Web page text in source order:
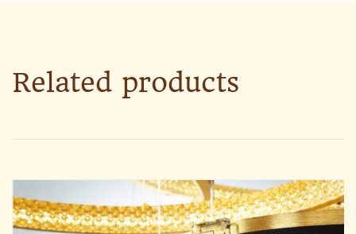
Related products